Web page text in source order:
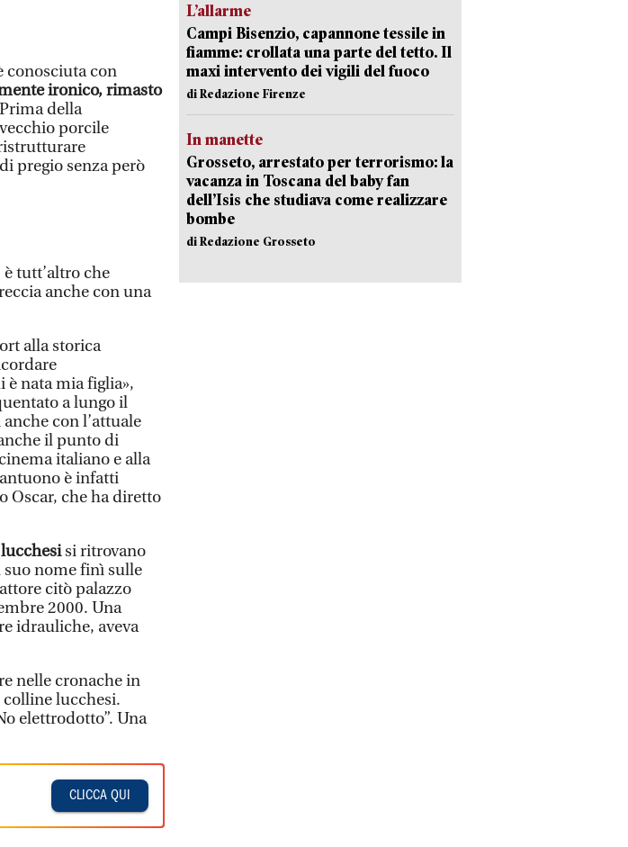
conosciuta con
ironico, rimasto
della
porcile
pregio senza però
tutt’altro che
anche con una
alla storica
nata mia figlia»,
a lungo il
con l’attuale
il punto di
italiano e alla
è infatti
Oscar, che ha diretto
si ritrovano
suo nome finì sulle
citò palazzo
2000. Una
idrauliche, aveva
nelle cronache in
colline lucchesi.
elettrodotto”. Una
CLICCA QUI
L’allarme
Campi Bisenzio, capannone tessile in
fiamme: crollata una parte del tetto. Il
maxi intervento dei vigili del fuoco
di Redazione Firenze
In manette
Grosseto, arrestato per terrorismo: la
vacanza in Toscana del baby fan
dell’Isis che studiava come realizzare
bombe
di Redazione Grosseto